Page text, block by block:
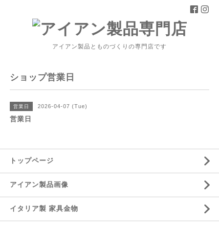
アイアン製品とものづくりの専門店です
ショップ営業日
営業日 2026-04-07 (Tue)
営業日
トップページ
アイアン製品画像
イタリア製 家具金物